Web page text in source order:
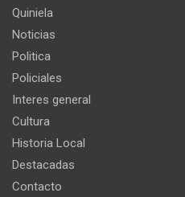
Quiniela
Noticias
Politica
Policiales
Interes general
Cultura
Historia Local
Destacadas
Contacto